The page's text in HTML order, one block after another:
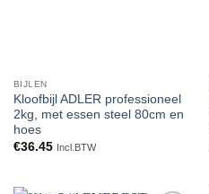
BIJLEN
Kloofbijl ADLER professioneel
2kg, met essen steel 80cm en
hoes
€36.45 Incl.BTW